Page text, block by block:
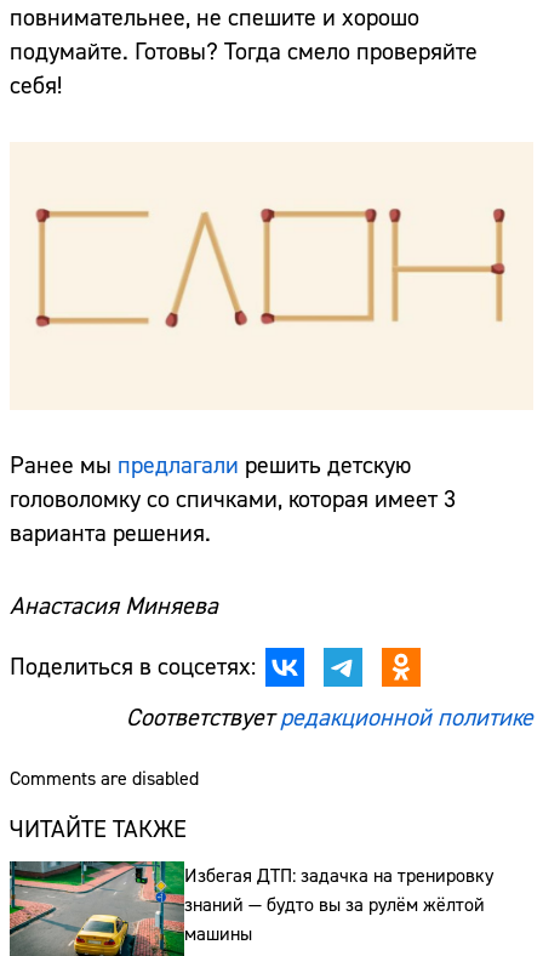
повнимательнее, не спешите и хорошо
подумайте. Готовы? Тогда смело проверяйте
себя!
Ранее мы предлагали решить детскую
головоломку со спичками, которая имеет 3
варианта решения.
Анастасия Миняева
Поделиться в соцсетях:
Соответствуетредакционной политике
Comments are disabled
ЧИТАЙТЕ ТАКЖЕ
Избегая ДТП: задачка на тренировку
знаний — будто вы за рулём жёлтой
машины